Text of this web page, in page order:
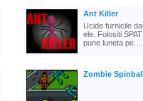
Ant Killer
Ucide furnicile
ele. Folositi
pune luneta pe ...
Zombie